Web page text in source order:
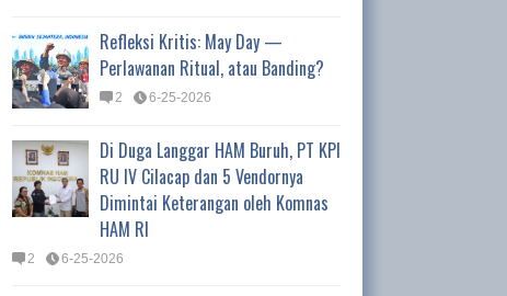
Refleksi Kritis: May Day —
Perlawanan Ritual, atau Banding?
2 6-25-2026
Di Duga Langgar HAM Buruh, PT KPI
RU IV Cilacap dan 5 Vendornya
Dimintai Keterangan oleh Komnas
HAM RI
2 6-25-2026